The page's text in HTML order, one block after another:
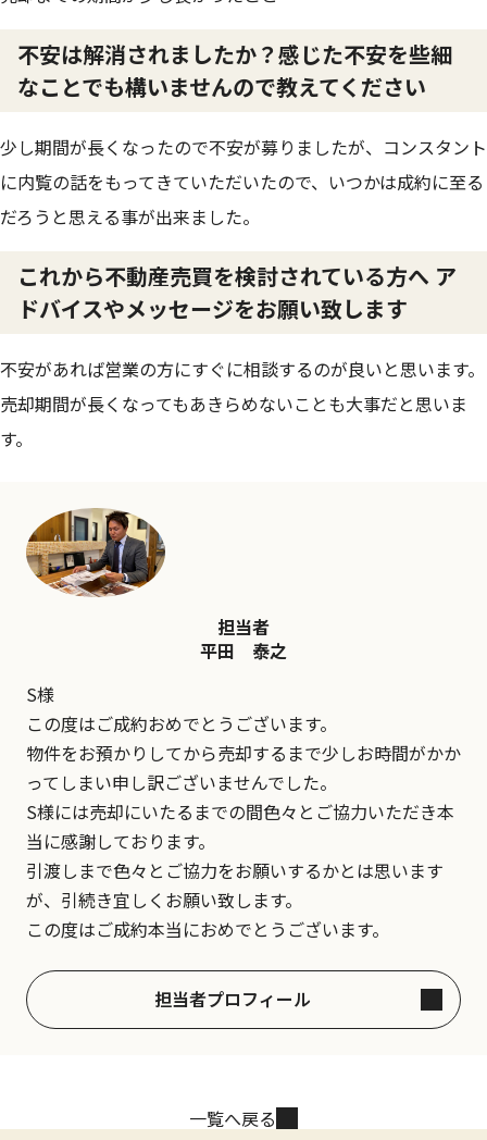
不安は解消されましたか？感じた不安を些細
なことでも構いませんので教えてください
少し期間が長くなったので不安が募りましたが、コンスタント
に内覧の話をもってきていただいたので、いつかは成約に至る
だろうと思える事が出来ました。
これから不動産売買を検討されている方へ ア
ドバイスやメッセージをお願い致します
不安があれば営業の方にすぐに相談するのが良いと思います。
売却期間が長くなってもあきらめないことも大事だと思いま
す。
担当者
平田 泰之
S様
この度はご成約おめでとうございます。
物件をお預かりしてから売却するまで少しお時間がかか
ってしまい申し訳ございませんでした。
S様には売却にいたるまでの間色々とご協力いただき本
当に感謝しております。
引渡しまで色々とご協力をお願いするかとは思います
が、引続き宜しくお願い致します。
この度はご成約本当におめでとうございます。
担当者プロフィール
一覧へ戻る